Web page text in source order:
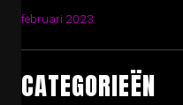
februari 2023
CATEGORIEËN